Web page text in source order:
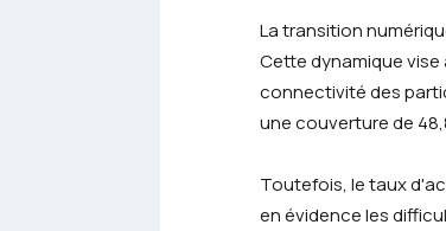
La transition
Cette dynamique
connectivité des
une couverture de
Toutefois, le taux
en évidence les